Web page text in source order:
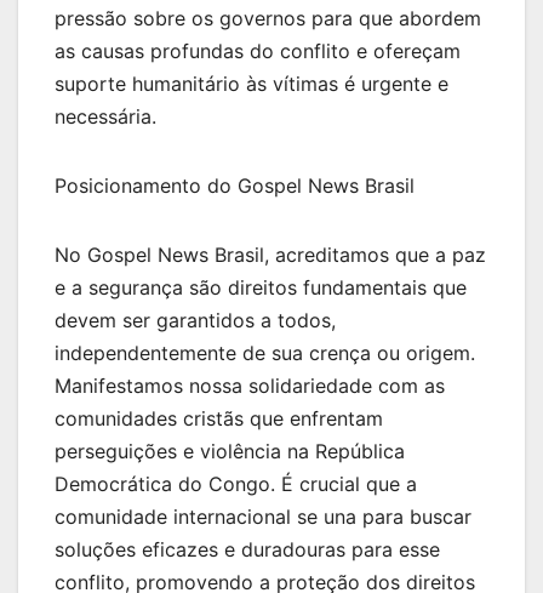
pressão sobre os governos para que abordem
as causas profundas do conflito e ofereçam
suporte humanitário às vítimas é urgente e
necessária.
Posicionamento do Gospel News Brasil
No Gospel News Brasil, acreditamos que a paz
e a segurança são direitos fundamentais que
devem ser garantidos a todos,
independentemente de sua crença ou origem.
Manifestamos nossa solidariedade com as
comunidades cristãs que enfrentam
perseguições e violência na República
Democrática do Congo. É crucial que a
comunidade internacional se una para buscar
soluções eficazes e duradouras para esse
conflito, promovendo a proteção dos direitos